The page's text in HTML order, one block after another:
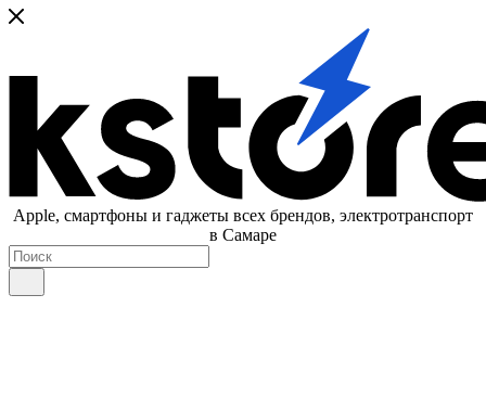
Apple, cмартфоны и гаджеты всех брендов, электротранспорт
в Самаре